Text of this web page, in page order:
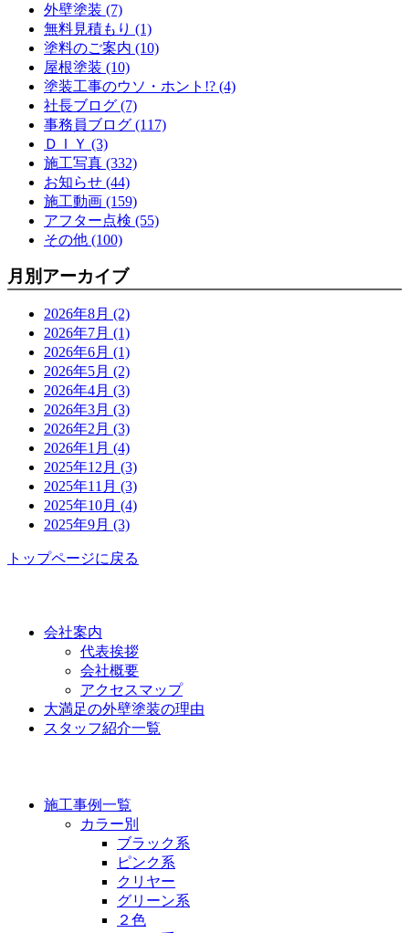
外壁塗装 (7)
無料見積もり (1)
塗料のご案内 (10)
屋根塗装 (10)
塗装工事のウソ・ホント!? (4)
社長ブログ (7)
事務員ブログ (117)
ＤＩＹ (3)
施工写真 (332)
お知らせ (44)
施工動画 (159)
アフター点検 (55)
その他 (100)
月別アーカイブ
2026年8月 (2)
2026年7月 (1)
2026年6月 (1)
2026年5月 (2)
2026年4月 (3)
2026年3月 (3)
2026年2月 (3)
2026年1月 (4)
2025年12月 (3)
2025年11月 (3)
2025年10月 (4)
2025年9月 (3)
トップページに戻る
会社案内
代表挨拶
会社概要
アクセスマップ
大満足の外壁塗装の理由
スタッフ紹介一覧
施工事例一覧
カラー別
ブラック系
ピンク系
クリヤー
グリーン系
２色